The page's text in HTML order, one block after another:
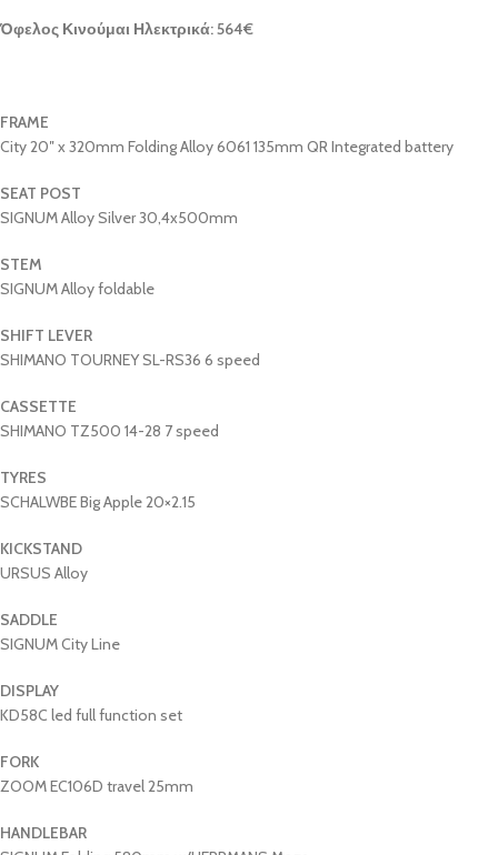
Όφελος Κινούμαι Ηλεκτρικά: 564€
FRAME
City 20″ x 320mm Folding Alloy 6061 135mm QR Integrated battery
SEAT POST
SIGNUM Alloy Silver 30,4x500mm
STEM
SIGNUM Alloy foldable
SHIFT LEVER
SHIMANO TOURNEY SL-RS36 6 speed
CASSETTE
SHIMANO TZ500 14-28 7 speed
TYRES
SCHALWBE Big Apple 20×2.15
KICKSTAND
URSUS Alloy
SADDLE
SIGNUM City Line
DISPLAY
KD58C led full function set
FORK
ZOOM EC106D travel 25mm
HANDLEBAR